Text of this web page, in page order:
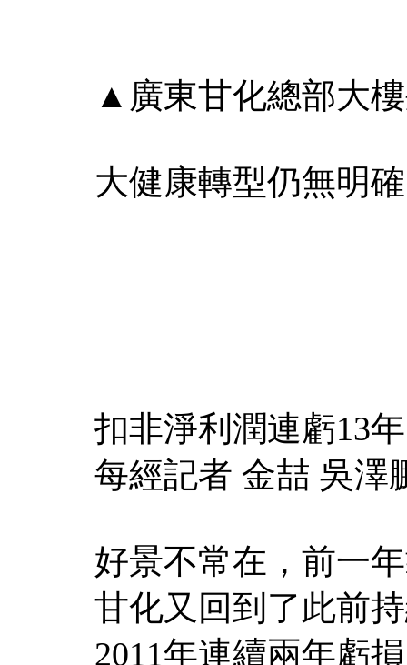
▲廣東甘化總部大
大健康轉型仍無明
扣非淨利潤連虧13年
每經記者 金喆 吳澤
好景不常在，前一
甘化又回到了此前
2011年連續兩年虧